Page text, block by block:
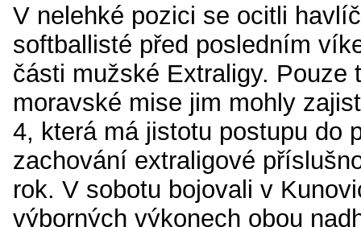
V nelehké pozici se ocitli
softballisté před posledním
části mužské Extraligy. Pouze
moravské mise jim mohly
4, která má jistotu postupu do
zachování extraligové
rok. V sobotu bojovali v
výborných výkonech obou